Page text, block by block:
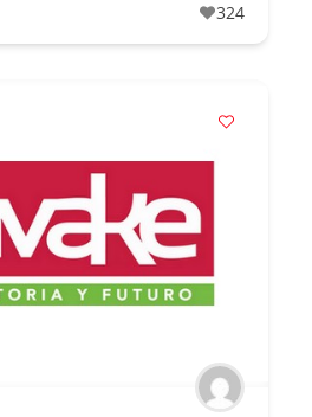
324